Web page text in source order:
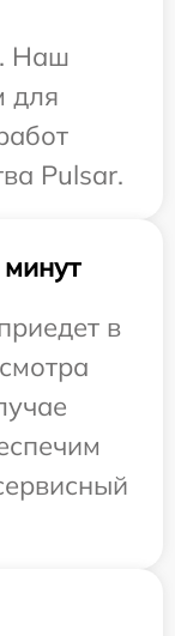
Наш
для
Pulsar.
в